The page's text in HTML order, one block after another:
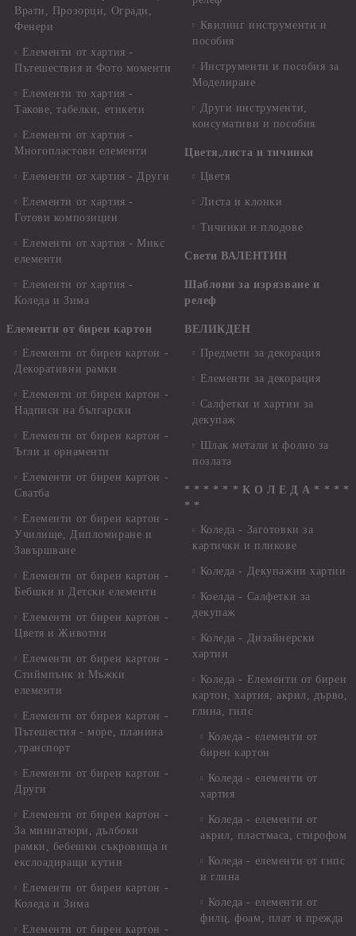
Врати, Прозорци, Огради,
Фенери
Елементи от хартия -
Пътешествия и Фото моменти
Елементи то хартия -
Такове, табелки, етикети
Елементи от хартия -
Многопластови елементи
Елементи от хартия - Други
Елементи от хартия -
Готови композиции
Елементи от хартия - Микс
елементи
Елементи от хартия -
Коледа и Зима
Елементи от бирен картон
Елементи от бирен картон -
Декоративни рамки
Елементи от бирен картон -
Надписи на български
Елементи от бирен картон -
Ъгли и орнаменти
Елементи от бирен картон -
Сватба
Елементи от бирен картон -
Училище, Дипломиране и
Завършване
Елементи от бирен картон -
Бебшки и Детски елементи
Елементи от бирен картон -
Цветя и Животни
Елементи от бирен картон -
Стиймпънк и Мъжки
елементи
Елементи от бирен картон -
Пътешестия - море, планина
,транспорт
Елементи от бирен картон -
Други
Елементи от бирен картон -
За миниатюри, дълбоки
рамки, бебешки съкровища и
екслоадиращи кутии
Елементи от бирен картон -
Коледа и Зима
Елементи от бирен картон -
Квилинг инструменти и
пособия
Инструменти и пособия за
Моделиране
Други инструменти,
консумативи и пособия
Цветя,листа и тичинки
Цветя
Листа и клонки
Тичинки и плодове
Свети ВАЛЕНТИН
Шаблони за изрязване и
релеф
ВЕЛИКДЕН
Предмети за декорация
Елементи за декорация
Салфетки и хартии за
декупаж
Шлак метали и фолио за
позлата
* * * * * * К О Л Е Д А * * * *
* *
Коледа - Заготовки за
картички и пликове
Коледа - Декупажни хартии
Коелда - Салфетки за
декупаж
Коледа - Дизайнерски
хартии
Коледа - Eлементи от бирен
картон, хартия, акрил, дърво,
глина, гипс
Коледа - елементи от
бирен картон
Коледа - елементи от
хартия
Коледа - елементи от
акрил, пластмаса, стирофом
Коледа - елементи от гипс
и глина
Коледа - елементи от
филц, фоам, плат и прежда